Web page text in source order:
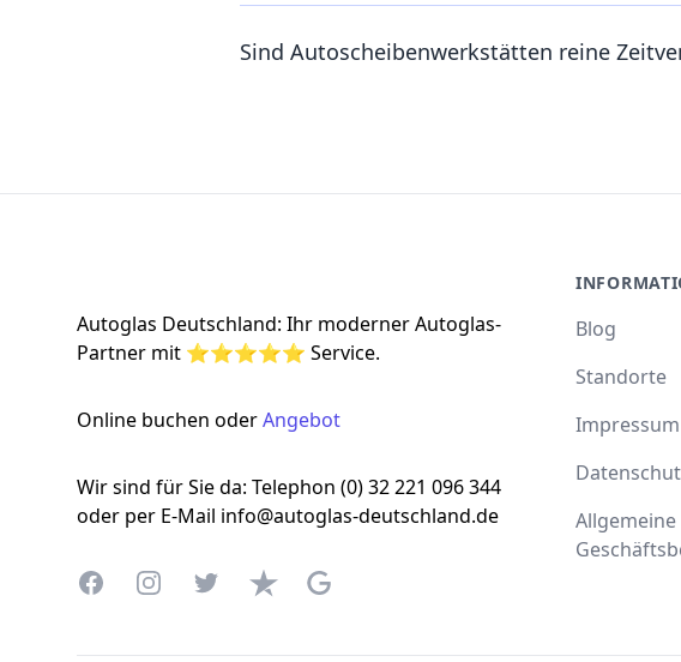
Sind Autoscheibenwerkstätten reine
Autoglas Deutschland: Ihr moderner Autoglas-
Partner mit ⭐⭐⭐⭐⭐ Service.
Online buchen oderAngebot
Wir sind für Sie da: Telephon (0) 32 221 096 344
oder per E-Mail info@autoglas-deutschland.de
FacebookInstagramTwitterTrustpilotGoogle Business Profile
Blog
Standorte
Impressum
Allgemeine